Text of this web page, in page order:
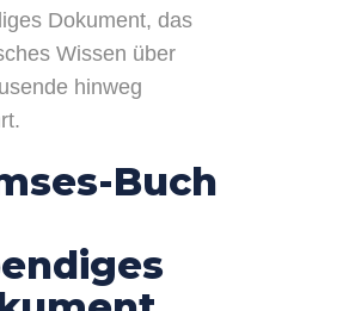
Dokument, das
Wissen über
hinweg
Buch